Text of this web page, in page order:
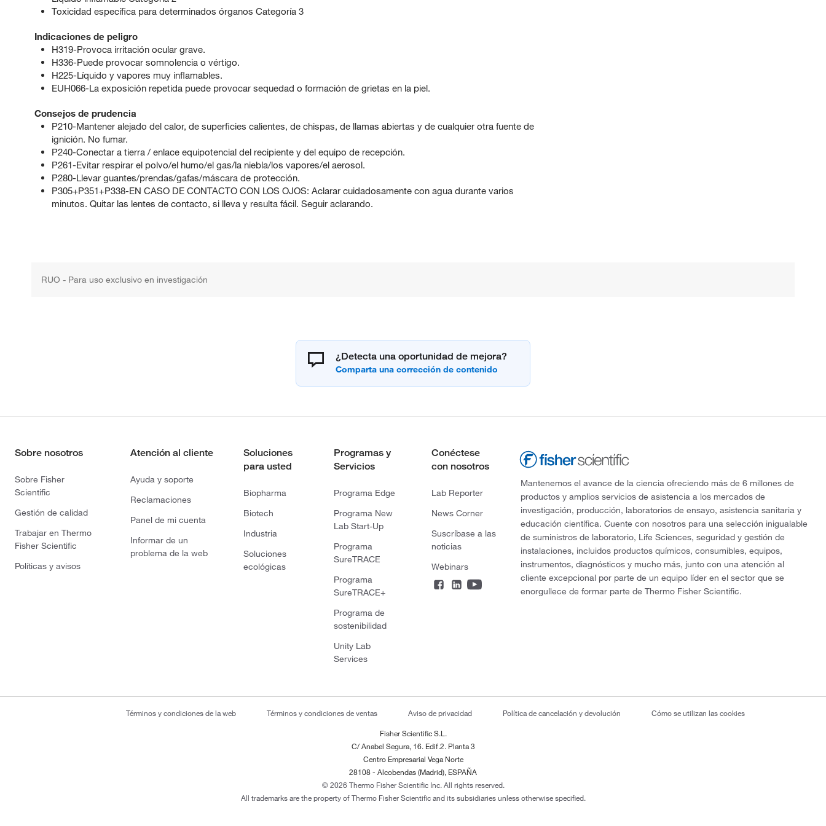
Toxicidad específica para determinados órganos Categoría 3
Indicaciones de peligro
H319-Provoca irritación ocular grave.
H336-Puede provocar somnolencia o vértigo.
H225-Líquido y vapores muy inflamables.
EUH066-La exposición repetida puede provocar sequedad o formación de grietas en la piel.
Consejos de prudencia
P210-Mantener alejado del calor, de superficies calientes, de chispas, de llamas abiertas y de cualquier otra fuente de
ignición. No fumar.
P240-Conectar a tierra / enlace equipotencial del recipiente y del equipo de recepción.
P261-Evitar respirar el polvo/el humo/el gas/la niebla/los vapores/el aerosol.
P280-Llevar guantes/prendas/gafas/máscara de protección.
P305+P351+P338-EN CASO DE CONTACTO CON LOS OJOS: Aclarar cuidadosamente con agua durante varios
minutos. Quitar las lentes de contacto, si lleva y resulta fácil. Seguir aclarando.
RUO - Para uso exclusivo en investigación
¿Detecta una oportunidad de mejora?
Sobre nosotros
Sobre Fisher
Scientific
Gestión de calidad
Trabajar en Thermo
Fisher Scientific
Políticas y avisos
Atención al cliente
Ayuda y soporte
Reclamaciones
Panel de mi cuenta
Informar de un
problema de la web
Soluciones
para usted
Biopharma
Biotech
Industria
Soluciones
ecológicas
Programas y
Servicios
Programa Edge
Programa New
Lab Start-Up
Programa
SureTRACE
Programa
SureTRACE+
Programa de
sostenibilidad
Unity Lab
Services
Conéctese
con nosotros
Lab Reporter
News Corner
Suscríbase a las
noticias
Webinars
Mantenemos el avance de la ciencia ofreciendo más de 6 millones de
productos y amplios servicios de asistencia a los mercados de
investigación, producción, laboratorios de ensayo, asistencia sanitaria y
educación científica. Cuente con nosotros para una selección inigualable
de suministros de laboratorio, Life Sciences, seguridad y gestión de
instalaciones, incluidos productos químicos, consumibles, equipos,
instrumentos, diagnósticos y mucho más, junto con una atención al
cliente excepcional por parte de un equipo líder en el sector que se
enorgullece de formar parte de Thermo Fisher Scientific.
Términos y condiciones de la web Términos y condiciones de ventas Aviso de privacidad Política de cancelación y devolución Cómo se utilizan las cookies
Fisher Scientific S.L.
C/ Anabel Segura, 16. Edif.2. Planta 3
Centro Empresarial Vega Norte
28108 - Alcobendas (Madrid), ESPAÑA
© 2026 Thermo Fisher Scientific Inc. All rights reserved.
All trademarks are the property of Thermo Fisher Scientific and its subsidiaries unless otherwise specified.